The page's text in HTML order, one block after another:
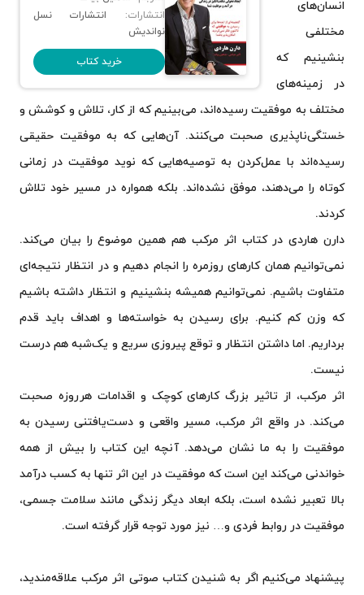
انتشارات:
انتشارات نسل
نواندیش
خرید کتاب
انسان‌های
مختلفی
بنشینیم که
در زمینه‌های
مختلف به موفقیت رسیده‌اند، می‌بینیم که از کار، تلاش و کوشش و
خستگی‌ناپذیری صحبت می‌کنند. آن‌هایی که به موفقیت حقیقی
رسیده‌اند با عمل‌کردن به توصیه‌هایی که نوید موفقیت در زمانی
کوتاه را می‌دهند، موفق نشده‌اند. بلکه همواره در مسیر خود تلاش
کردند.
دارن هاردی در کتاب اثر مرکب هم همین موضوع را بیان می‌کند.
نمی‌توانیم همان کارهای روزمره را انجام دهیم و در انتظار نتیجه‌ای
متفاوت باشیم. نمی‌توانیم همیشه بنشینیم و انتظار داشته باشیم
که وزن کم کنیم. برای رسیدن به خواسته‌ها و اهداف باید قدم
برداریم. اما داشتن انتظار و توقع پیروزی سریع و یک‌شبه هم درست
نیست.
اثر مرکب، از تاثیر بزرگ کارهای کوچک و اقدامات هرروزه صحبت
می‌کند. در واقع اثر مرکب، مسیر واقعی و دست‌یافتنی رسیدن به
موفقیت را به ما نشان می‌دهد. آنچه این کتاب را بیش از همه
خواندنی می‌کند این است که موفقیت در این اثر تنها به کسب درآمد
بالا تعبیر نشده است، بلکه ابعاد دیگر زندگی مانند سلامت جسمی،
موفقیت در روابط فردی و… نیز مورد توجه قرار گرفته است.
پیشنهاد می‌کنیم اگر به شنیدن کتاب صوتی اثر مرکب علاقه‌مندید،